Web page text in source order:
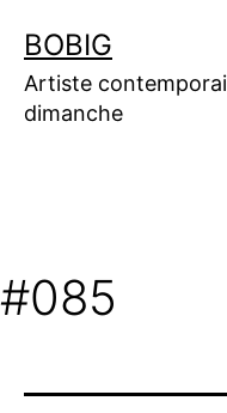
contenu
BOBIG
Artiste
dimanche
#085